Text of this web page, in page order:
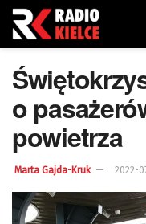
o
powietrza
Marta Gajda-Kruk 2022-